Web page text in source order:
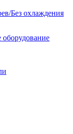
Без охлаждения
оборудование